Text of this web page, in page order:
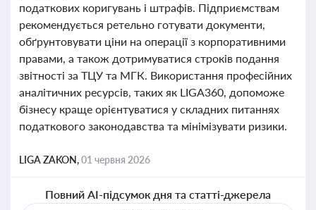
податкових коригувань і штрафів. Підприємствам
рекомендується ретельно готувати документи,
обґрунтовувати ціни на операції з корпоративними
правами, а також дотримуватися строків подання
звітності за ТЦУ та МГК. Використання професійних
аналітичних ресурсів, таких як LIGA360, допоможе
бізнесу краще орієнтуватися у складних питаннях
податкового законодавства та мінімізувати ризики.
LIGA ZAKON,01 червня 2026
Повний AI-підсумок дня та статті-джерела